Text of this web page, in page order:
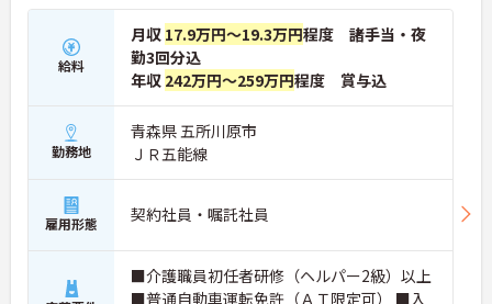
給料
月収 17.9万円～19.3万円程度 諸手当・夜
勤3回分込
年収 242万円～259万円程度 賞与込
勤務地
青森県 五所川原市
ＪＲ五能線
雇用形態 契約社員・嘱託社員
■介護職員初任者研修（ヘルパー2級）以上
■普通自動車運転免許（ＡＴ限定可） ■入